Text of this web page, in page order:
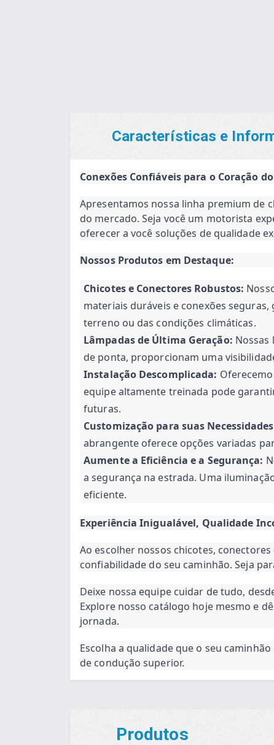
Características e
Conexões Confiáveis para o Coração
Apresentamos nossa linha premium de
do mercado. Seja você um motorista
oferecer a você soluções de qualidade
Nossos Produtos em Destaque:
Chicotes e Conectores Robustos:
materiais duráveis e conexões
terreno ou das condições climáticas.
Lâmpadas de Última Geração: Nossas
de ponta, proporcionam uma
Instalação Descomplicada:
equipe altamente treinada pode
futuras.
Customização para suas
abrangente oferece opções variadas
Aumente a Eficiência e a Segurança:
a segurança na estrada. Uma
eficiente.
Experiência Inigualável, Qualidade
Ao escolher nossos chicotes,
confiabilidade do seu caminhão. Seja
Deixe nossa equipe cuidar de tudo,
Explore nosso catálogo hoje mesmo e
jornada.
Escolha a qualidade que o seu
de condução superior.
Produtos